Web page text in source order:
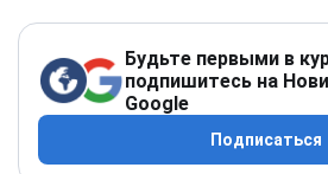
Будьте первыми в
подпишитесь на
Google
Подписаться